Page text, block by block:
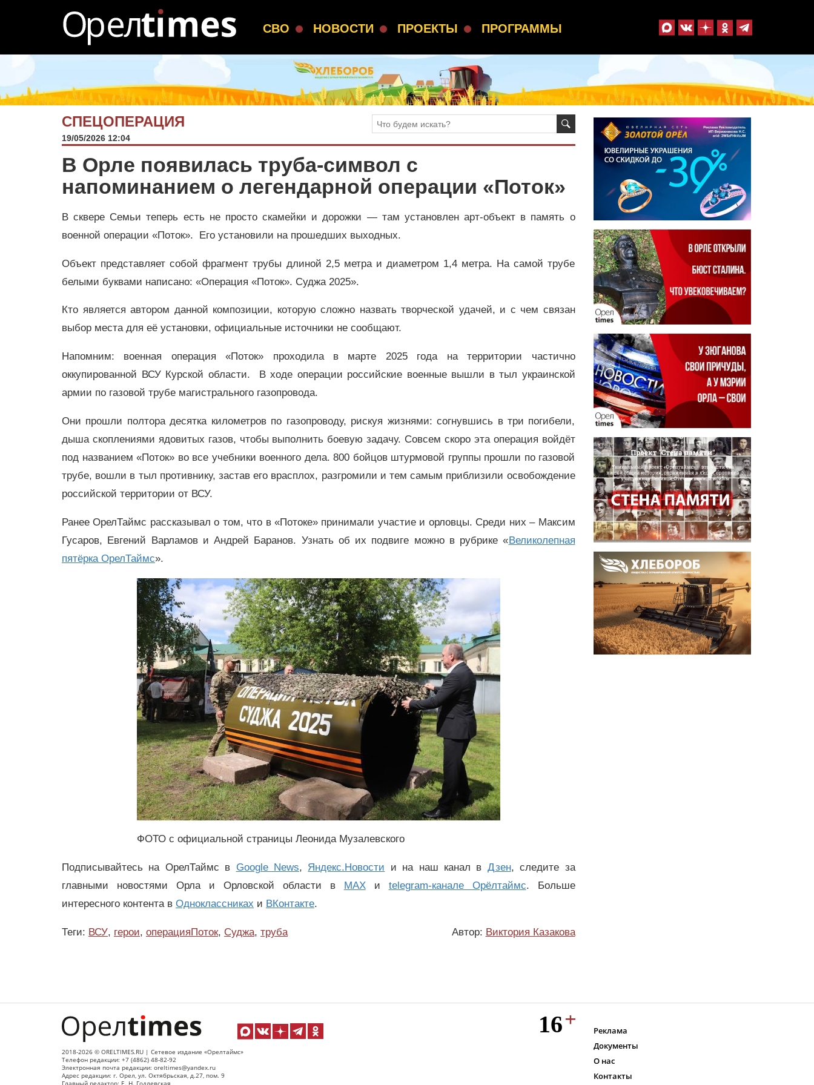
СВО НОВОСТИ ПРОЕКТЫ ПРОГРАММЫ
СПЕЦОПЕРАЦИЯ
19/05/2026 12:04
В Орле появилась труба-символ с
напоминанием о легендарной операции «Поток»
В сквере Семьи теперь есть не просто скамейки и дорожки — там установлен арт-объект в память о
военной операции «Поток». Его установили на прошедших выходных.
Объект представляет собой фрагмент трубы длиной 2,5 метра и диаметром 1,4 метра. На самой трубе
белыми буквами написано: «Операция «Поток». Суджа 2025».
Кто является автором данной композиции, которую сложно назвать творческой удачей, и с чем связан
выбор места для её установки, официальные источники не сообщают.
Напомним: военная операция «Поток» проходила в марте 2025 года на территории частично
оккупированной ВСУ Курской области. В ходе операции российские военные вышли в тыл украинской
армии по газовой трубе магистрального газопровода.
Они прошли полтора десятка километров по газопроводу, рискуя жизнями: согнувшись в три погибели,
дыша скоплениями ядовитых газов, чтобы выполнить боевую задачу. Совсем скоро эта операция войдёт
под названием «Поток» во все учебники военного дела. 800 бойцов штурмовой группы прошли по газовой
трубе, вошли в тыл противнику, застав его врасплох, разгромили и тем самым приблизили освобождение
российской территории от ВСУ.
Ранее ОрелТаймс рассказывал о том, что в «Потоке» принимали участие и орловцы. Среди них – Максим
Гусаров, Евгений Варламов и Андрей Баранов. Узнать об их подвиге можно в рубрике «Великолепная
пятёрка ОрелТаймс».
ФОТО с официальной страницы Леонида Музалевского
Подписывайтесь на ОрелТаймс в Google News, Яндекс.Новости и на наш канал в Дзен, следите за
главными новостями Орла и Орловской области в
MAXи telegram-канале Орёлтаймс. Больше
интересного контента в Одноклассниках и ВКонтакте.
Теги: ВСУ, герои, операцияПоток, Суджа, труба Автор: Виктория Казакова
2018-2026 © ORELTIMES.RU | Сетевое издание «Орелтаймс»
Телефон редакции: +7 (4862) 48-82-92
Электронная почта редакции: oreltimes@yandex.ru
Адрес редакции: г. Орел, ул. Октябрьская, д.27, пом. 9
Главный редактор: Е. Н. Годлевская
Реклама
Документы
О нас
Контакты